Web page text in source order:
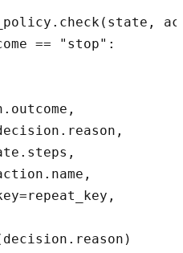
== "stop":